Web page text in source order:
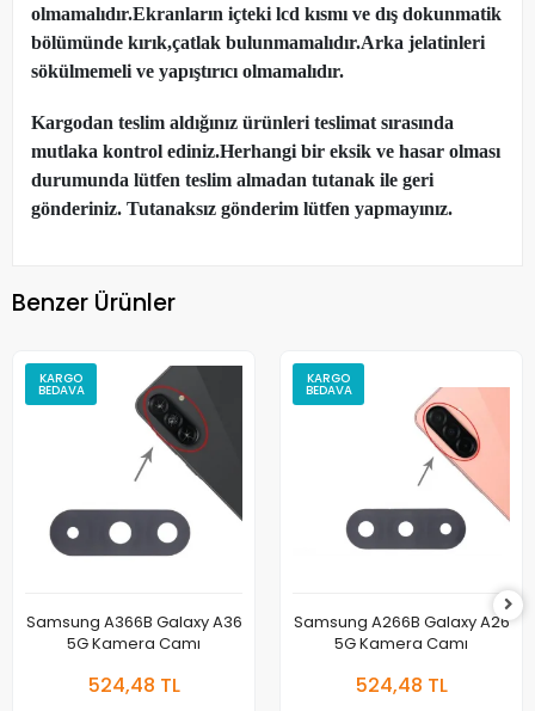
olmamalıdır.Ekranların içteki lcd kısmı ve dış dokunmatik
bölümünde kırık,çatlak bulunmamalıdır.Arka jelatinleri
sökülmemeli ve yapıştırıcı olmamalıdır.
Kargodan teslim aldığınız ürünleri teslimat sırasında
mutlaka kontrol ediniz.Herhangi bir eksik ve hasar olması
durumunda lütfen teslim almadan tutanak ile geri
gönderiniz. Tutanaksız gönderim lütfen yapmayınız.
Benzer Ürünler
KARGO
BEDAVA
Samsung A366B Galaxy A36
5G Kamera Camı
524,48 TL
KARGO
BEDAVA
Samsung A266B Galaxy A26
5G Kamera Camı
524,48 TL